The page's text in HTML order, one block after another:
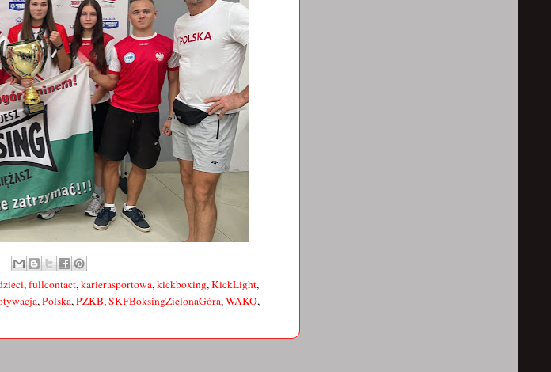
,fullcontact,karierasportowa,kickboxing,KickLight,
,Polska,PZKB,SKFBoksingZielonaGóra,WAKO,